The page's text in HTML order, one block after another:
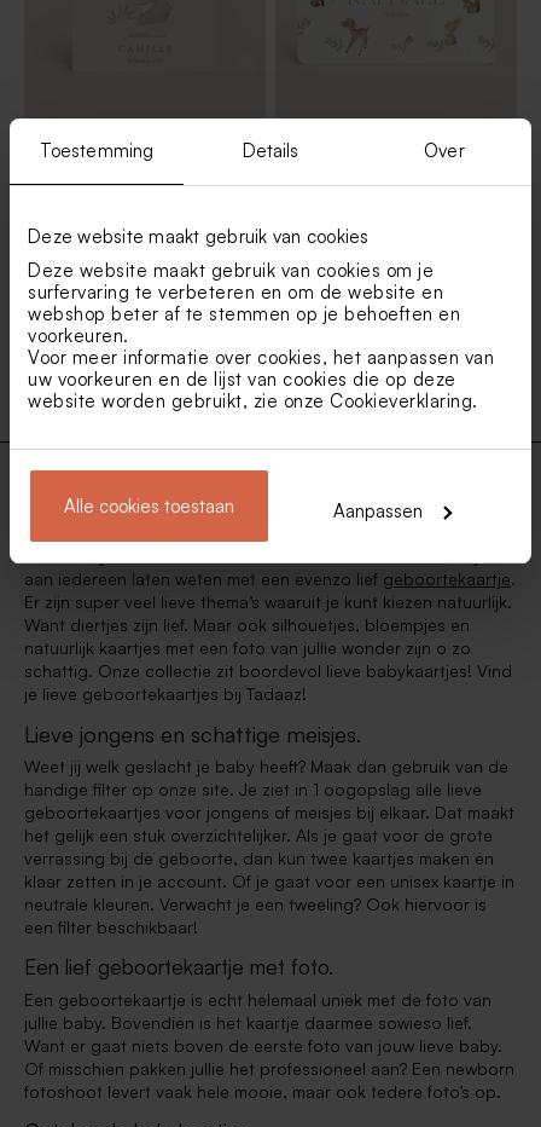
Toestemming Details Over
Deze website maakt gebruik van cookies
Deze website maakt gebruik van cookies om je
surfervaring te verbeteren en om de website en
webshop beter af te stemmen op je behoeften en
voorkeuren.
Voor meer informatie over cookies, het aanpassen van
uw voorkeuren en de lijst van cookies die op deze
website worden gebruikt, zie onze Cookieverklaring.
Alle cookies toestaan Aanpassen
Schattig geboortekaartje met
konijntje
Lief geboortekaartje met
afgeronde hoeken en
bosdieren
1 2 3 4 5
De meest lieve geboortekaartjes voor jullie kindje.
aan iedereen laten weten met een evenzo lief geboortekaartje.
Er zijn super veel lieve thema’s waaruit je kunt kiezen natuurlijk.
Want diertjes zijn lief. Maar ook silhouetjes, bloempjes en
natuurlijk kaartjes met een foto van jullie wonder zijn o zo
schattig. Onze collectie zit boordevol lieve babykaartjes! Vind
je lieve geboortekaartjes bij Tadaaz!
Lieve jongens en schattige meisjes.
Weet jij welk geslacht je baby heeft? Maak dan gebruik van de
handige filter op onze site. Je ziet in 1 oogopslag alle lieve
geboortekaartjes voor jongens of meisjes bij elkaar. Dat maakt
het gelijk een stuk overzichtelijker. Als je gaat voor de grote
verrassing bij de geboorte, dan kun twee kaartjes maken en
klaar zetten in je account. Of je gaat voor een unisex kaartje in
neutrale kleuren. Verwacht je een tweeling? Ook hiervoor is
een filter beschikbaar!
Een lief geboortekaartje met foto.
Een geboortekaartje is echt helemaal uniek met de foto van
jullie baby. Bovendien is het kaartje daarmee sowieso lief.
Want er gaat niets boven de eerste foto van jouw lieve baby.
Of misschien pakken jullie het professioneel aan? Een newborn
fotoshoot levert vaak hele mooie, maar ook tedere foto’s op.